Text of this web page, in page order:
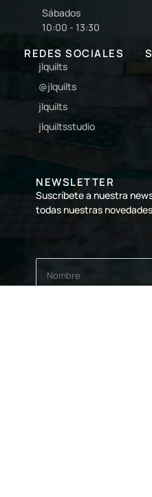
Sábados
10:00 - 13:30
REDES SOCIALES
jlquilts
@jlquilts
jlquilts
jlquiltsstudio
NEWSLETTER
Suscríbete a nuestra
todas nuestras